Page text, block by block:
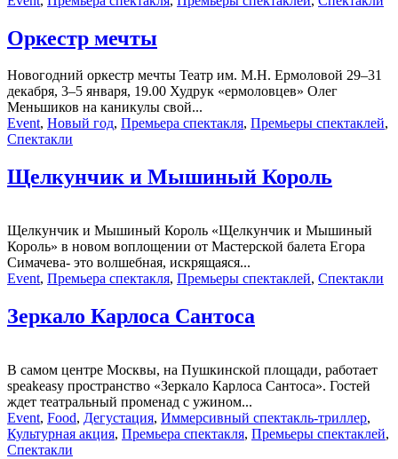
Оркестр мечты
Новогодний оркестр мечты Театр им. М.Н. Ермоловой 29–31
декабря, 3–5 января, 19.00 Худрук «ермоловцев» Олег
Меньшиков на каникулы свой...
Event, Новый год, Премьера спектакля, Премьеры спектаклей,
Спектакли
Щелкунчик и Мышиный Король
Щелкунчик и Мышиный Король «Щелкунчик и Мышиный
Король» в новом воплощении от Мастерской балета Егора
Симачева- это волшебная, искрящаяся...
Event, Премьера спектакля, Премьеры спектаклей, Спектакли
Зеркало Карлоса Сантоса
В самом центре Москвы, на Пушкинской площади, работает
speakeasy пространство «Зеркало Карлоса Сантоса». Гостей
ждет театральный променад с ужином...
Event, Food, Дегустация, Иммерсивный спектакль-триллер,
Культурная акция, Премьера спектакля, Премьеры спектаклей,
Спектакли